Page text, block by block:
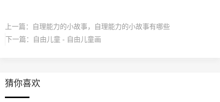
上一篇：
自理能力的小故事，自理能力的小故事有哪些
下一篇：
自由儿童 - 自由儿童画
猜你喜欢